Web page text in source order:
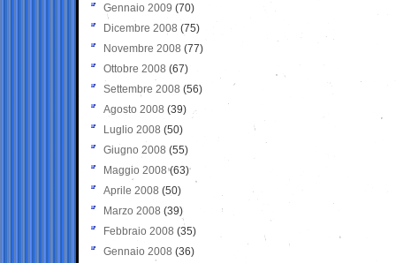
Gennaio 2009 (70)
Dicembre 2008 (75)
Novembre 2008 (77)
Ottobre 2008 (67)
Settembre 2008 (56)
Agosto 2008 (39)
Luglio 2008 (50)
Giugno 2008 (55)
Maggio 2008(63)
Aprile 2008 (50)
Marzo 2008 (39)
Febbraio 2008 (35)
Gennaio 2008 (36)